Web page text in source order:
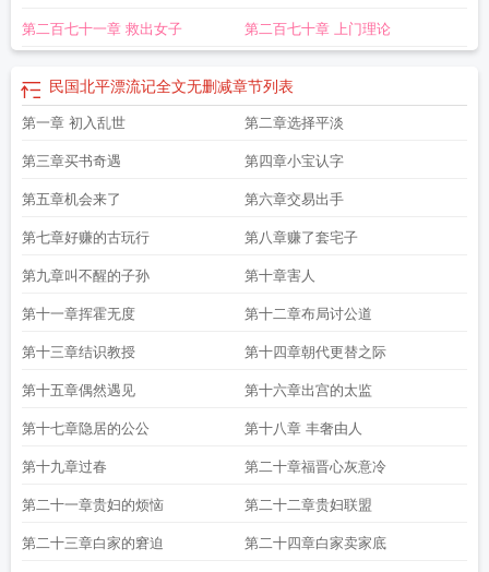
第二百七十一章 救出女子 第二百七十章 上门理论
民国北平漂流记全文无删减章节列表
第一章 初入乱世 第二章选择平淡
第三章买书奇遇 第四章小宝认字
第五章机会来了 第六章交易出手
第七章好赚的古玩行 第八章赚了套宅子
第九章叫不醒的子孙 第十章害人
第十一章挥霍无度 第十二章布局讨公道
第十三章结识教授 第十四章朝代更替之际
第十五章偶然遇见 第十六章出宫的太监
第十七章隐居的公公 第十八章 丰奢由人
第十九章过春 第二十章福晋心灰意冷
第二十一章贵妇的烦恼 第二十二章贵妇联盟
第二十三章白家的窘迫 第二十四章白家卖家底